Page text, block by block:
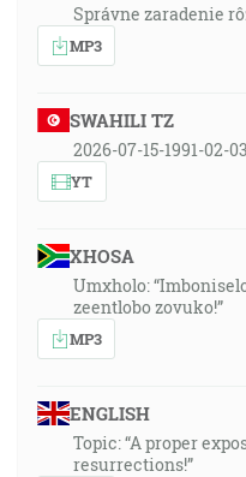
Správne zaradenie
MP3
SWAHILI TZ
2026-07-15-1991-02-
YT
XHOSA
Umxholo:
zeentlobo zovuko!”
MP3
ENGLISH
Topic: “A proper
resurrections!”